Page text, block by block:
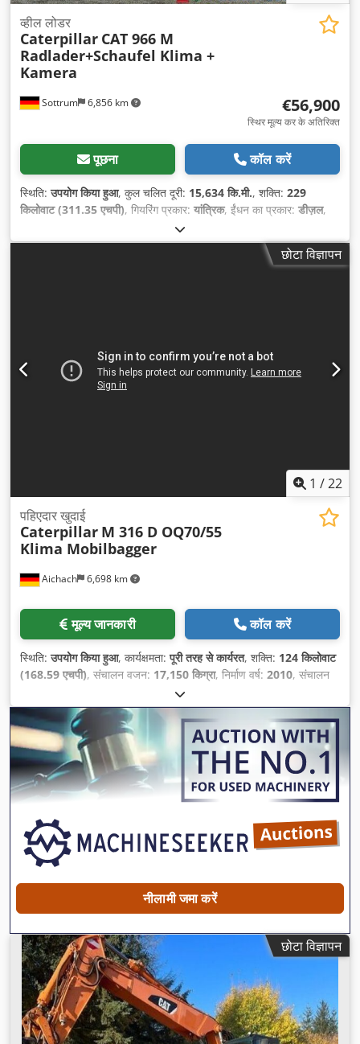
Sottrum 6,856 km
व्हील लोडर
Caterpillar CAT 966 M
Radlader+Schaufel Klima +
Kamera
€56,900
स्थिर मूल्य कर के अतिरिक्त
पूछना कॉल करें
स्थिति:उपयोग किया हुआ, कुल चलित दूरी: 15,634 कि.मी., शक्ति: 229
किलोवाट (311.35 एचपी), गियरिंग प्रकार: यांत्रिक, ईंधन का प्रकार: डीज़ल,
, खाली वजन:
भार वजन:15,000 किग्रा, धुरा विन्यास:4x4, सीटों की संख्या:1, प्रथम
, संचालन के घंटे:
छोटा विज्ञापन
1 /22
Aichach 6,698 km
पहिएदार खुदाई
Caterpillar M 316 D OQ70/55
Klima Mobilbagger
मूल्य जानकारी कॉल करें
स्थिति:उपयोग किया हुआ, कार्यक्षमता:पूरी तरह से कार्यरत, शक्ति: 124 किलोवाट
(168.59 एचपी), संचालन वजन: 17,150 किग्रा, निर्माण वर्ष: 2010, संचालन
एयर कंडीशनिंग, ग्रिपर हाइड्रॉलिक्स, हाइड्रॉलिक
हथौड़ा,
नीलामी जमा करें
छोटा विज्ञापन